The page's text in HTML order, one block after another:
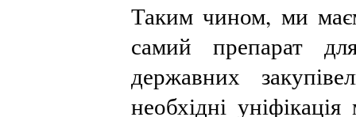
Таким чином, ми
самий препарат
державних
необхідні